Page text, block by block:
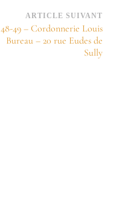
ARTICLE SUIVANT
48-49 – Cordonnerie Louis
Bureau – 20 rue Eudes de
Sully